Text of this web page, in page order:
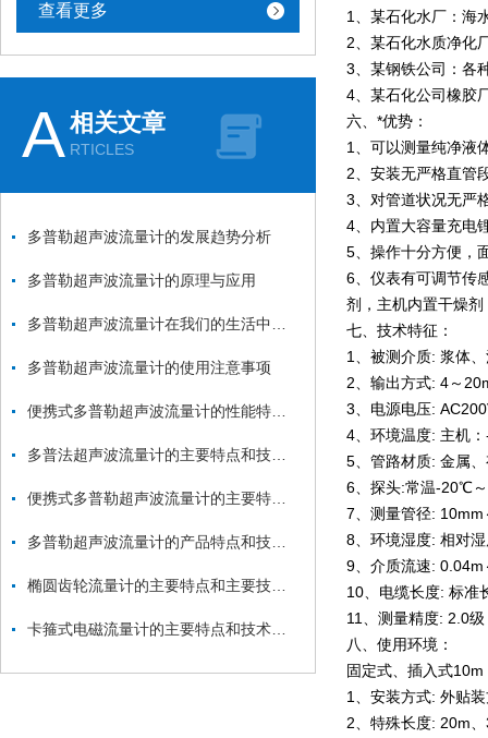
查看更多
A相关文章
RTICLES
多普勒超声波流量计的发展趋势分析
多普勒超声波流量计的原理与应用
多普勒超声波流量计的使用注意事项
1、某石化水厂：海
2、某石化水质净化
3、某钢铁公司：各
4、某石化公司橡胶
六、*优势：
1、可以测量纯净液
2、安装无严格直管
3、对管道状况无
4、内置大容量充电
5、操作十分方便，
6、仪表有可调节传
剂，主机内置干燥
七、技术特征：
1、被测介质: 浆体
2、输出方式: 4～
3、电源电压:
4、环境温度: 主机
5、管路材质: 金
6、探头:常温-20℃
7、测量管径:
8、环境湿度: 相对
9、介质流速:
10、电缆长度: 标准
11、测量精度:
八、使用环境：
固定式、插入式10m
1、安装方式: 外
2、特殊长度: 20m